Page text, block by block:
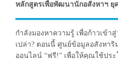
หลักสูตรเพื่อพัฒนานักอสังหาฯ ยุ
กำลังมองหาความรู้ เพื่อก้าวเข้า
เปล่า? ตอนนี้ ศูนย์ข้อมูลอสังหาริ
ออนไลน์ “ฟรี!” เพื่อให้คุณใช้ปร